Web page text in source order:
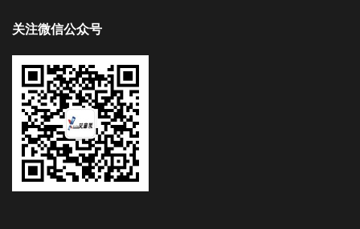
关注微信公众号